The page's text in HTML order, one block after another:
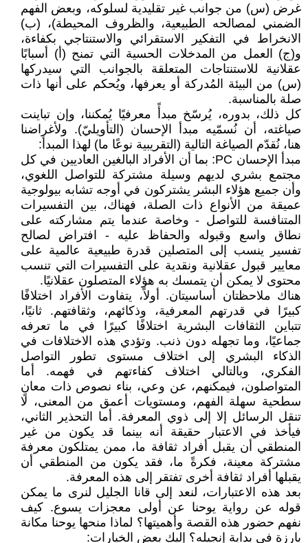
غرض (س) من جوانب غير تقليدية لسلوكه، وبعض الفهم
الضمني لمصالحه الطبيعية، والظروف المحيطة)، (ب)
الانخراط في التفكير الاستقرائي والاستنتاجي بكفاءة،
و(ج) العمل من المدخلات الحسية التي تمنح (أ) أسبابًا
عقلانية للاستنتاجات المتعلقة بالجوانب التي سيدركها
(س) من البيئة المُدركة أو يعرفها، ويُحكم على أنها ذات
صلة بالمناسبة.
كل ذلك، بدوره، يُرسّخ مبدأً معرفيًا يُمكننا، وإن تباينت
صياغته، أن نُسمّيه مبدأ الإحسان (التأويليّ). ولأغراضنا
هنا، نُقدّم الصياغة التالية (التقريبية نوعًا ما) لهذا المبدأ:
مبدأ الإحسان PC: بما أن الأفراد البالغين العاديين في كل
مجتمع بشري لديهم وسيلة مشتركة للتواصل اللغوي،
وأن جميع هؤلاء البشر يشتركون في أوجه تشابه بيولوجية
عميقة من الأنواع ذات الصلة، فهناك، بين التفسيرات
المتنافسة للتواصل - وخاصة عندما يتم مشاركته على
نطاق واسع وقبوله والحفاظ عليه - افتراض لصالح
تفسير ينسب إلى المتصلين قدرة طبيعية عالمية على
معايير قبول عقلانية ونقدية على التفسيرات التي تنسب
محتوى لا يمكن أن يتمسك به هؤلاء المتصلون عقلانيًا.
هناك ملاحظتان أساسيتان. أولاً، يتفاوت الأفراد اختلافًا
كبيرًا في قدرتهم المعرفية، وذكائهم، وثقافتهم. ثانيًا،
تتباين الثقافات البشرية اختلافًا كبيرًا في ما تعرفه
جماعيًا، وما تجهله دون ذنب. وتؤدي هذه الاختلافات في
الذكاء البشري إلى اختلاف مستوى تطور التواصل
الفكري، وبالتالي اختلاف كفاءتهم في فهمه. أما
المتواصلون، فيمكنهم، عن وعي، بناء نصوص ذات معانٍ
سطحية سهلة الفهم، ومستويات أعمق من المعنى، لا
تنقل الرسائل إلا إلى ذوي المعرفة. أما التحذير الثاني،
فيأخذ في الاعتبار حقيقة أنه بينما قد يكون من غير
المنطقي أن يقبل أفراد ثقافة ما، ممن يمتلكون معرفة
مشتركة معينة، فكرةً ما، فقد يكون من المنطقي أن
يقبلها أفراد ثقافة أخرى تفتقر إلى هذه المعرفة.
بعد هذه الاعتبارات، لنعد إلى قانا الجليل لنرى ما يمكن
قوله عن رواية يوحنا عن أولى معجزات يسوع. كيف
نفهم حضور هذه القصة وأهميتها؟ لماذا منحها يوحنا مكانة
بارزة في بداية إنجيله؟ إليك بعض الخيارات: